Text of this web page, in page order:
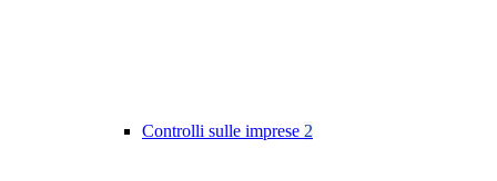
Controlli sulle imprese 2